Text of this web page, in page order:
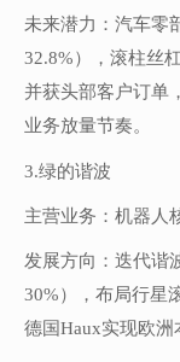
未来潜力：汽车零
32.8%），滚柱丝
并获头部客户订单
业务放量节奏。
3.绿的谐波
主营业务：机器人
发展方向：迭代谐
30%），布局行星
德国Haux实现欧洲